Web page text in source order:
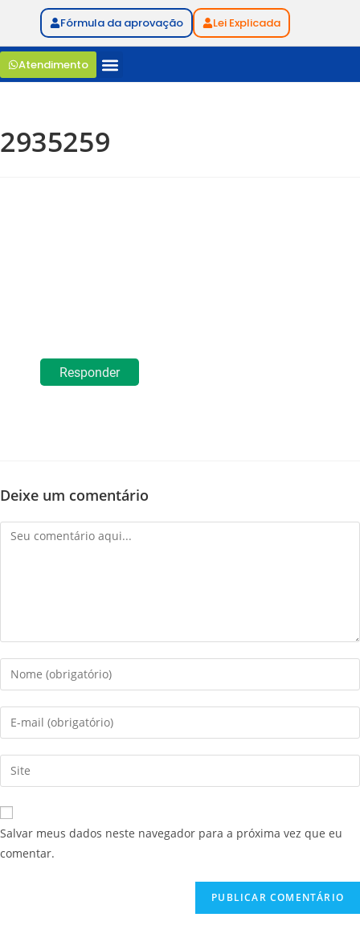
Fórmula da aprovação Lei Explicada
Atendimento
2935259
Responder
Deixe um comentário
Salvar meus dados neste navegador para a próxima vez que eu
comentar.